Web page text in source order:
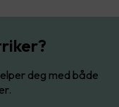
deg med både